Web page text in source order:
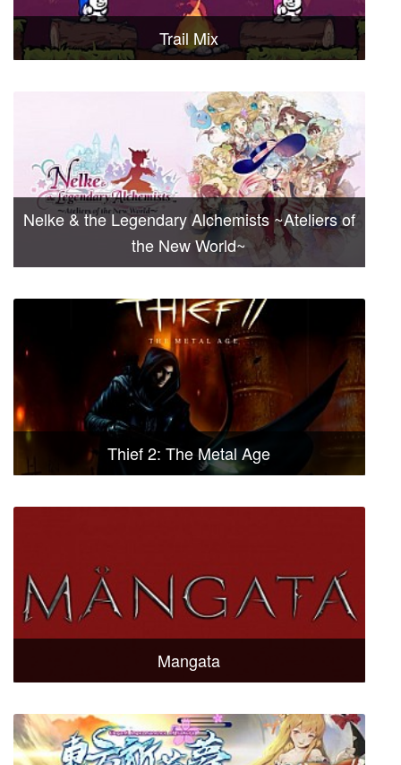
Trail Mix
Nelke & the Legendary Alchemists ~Ateliers of
the New World~
Thief 2: The Metal Age
Mangata